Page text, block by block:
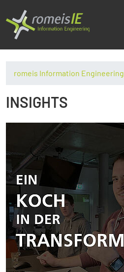
romeis Information Engineering
INSIGHTS